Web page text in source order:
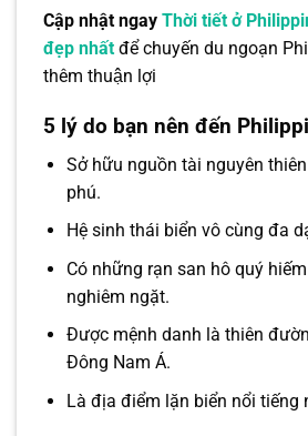
Cập nhật ngay Thời tiết ở
đẹp nhất để chuyến du ngoạn
thêm thuận lợi
5 lý do bạn nên đến
Sở hữu nguồn tài nguyên
phú.
Hệ sinh thái biển vô cùng đa
Có những rạn san hô quý
nghiêm ngặt.
Được mệnh danh là thiên
Đông Nam Á.
Là địa điểm lặn biển nổi tiếng